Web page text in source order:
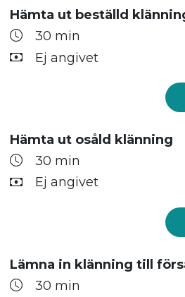
Hämta ut beställd
30 min
Ej angivet
Hämta ut osåld klänning
30 min
Ej angivet
Lämna in klänning till
30 min